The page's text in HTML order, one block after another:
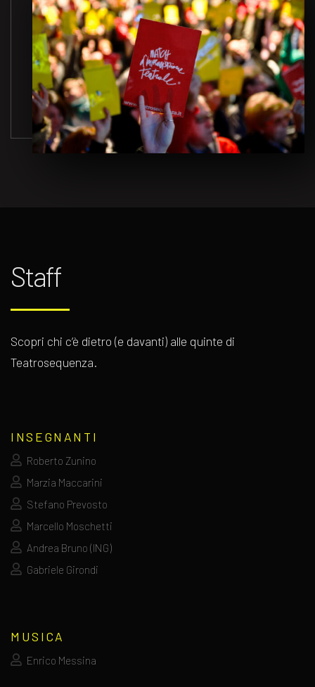
Staff
Scopri chi c’è dietro (e davanti) alle quinte di
Teatrosequenza.
INSEGNANTI
Roberto Zunino
Marzia Maccarini
Stefano Prevosto
Marcello Moschetti
Andrea Bruno (ING)
Gabriele Girondi
MUSICA
Enrico Messina